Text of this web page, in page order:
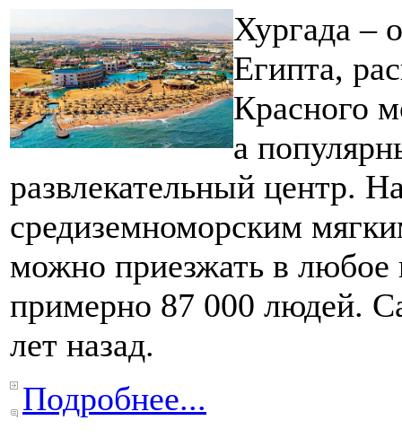
Хургада –
Египта,
Красного
а
развлекательный центр.
средиземноморским
можно приезжать в любое
примерно 87 000 людей.
лет назад.
Подробнее...